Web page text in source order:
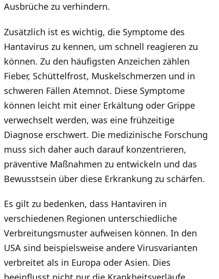
Ausbrüche zu verhindern.
Zusätzlich ist es wichtig, die Symptome des
Hantavirus zu kennen, um schnell reagieren zu
können. Zu den häufigsten Anzeichen zählen
Fieber, Schüttelfrost, Muskelschmerzen und in
schweren Fällen Atemnot. Diese Symptome
können leicht mit einer Erkältung oder Grippe
verwechselt werden, was eine frühzeitige
Diagnose erschwert. Die medizinische Forschung
muss sich daher auch darauf konzentrieren,
präventive Maßnahmen zu entwickeln und das
Bewusstsein über diese Erkrankung zu schärfen.
Es gilt zu bedenken, dass Hantaviren in
verschiedenen Regionen unterschiedliche
Verbreitungsmuster aufweisen können. In den
USA sind beispielsweise andere Virusvarianten
verbreitet als in Europa oder Asien. Dies